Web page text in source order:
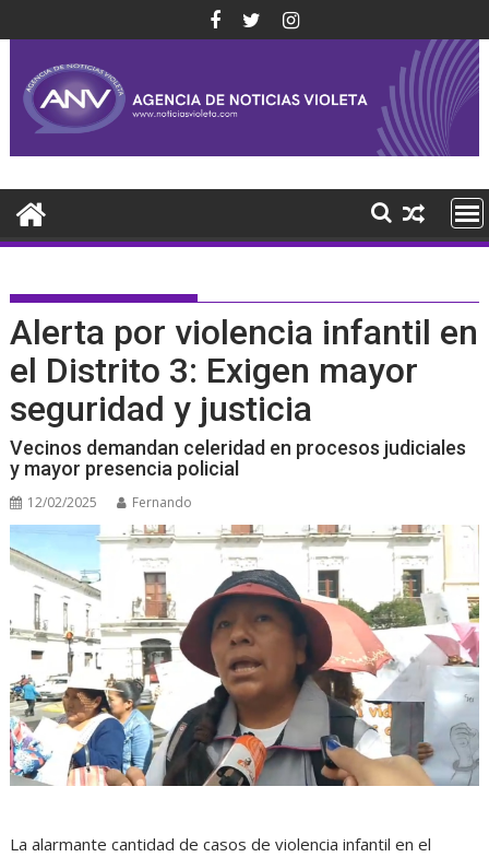
al
contenido
Alerta por violencia infantil en
el Distrito 3: Exigen mayor
seguridad y justicia
Vecinos demandan celeridad en procesos judiciales
y mayor presencia policial
12/02/2025 Fernando
La alarmante cantidad de casos de violencia infantil en el